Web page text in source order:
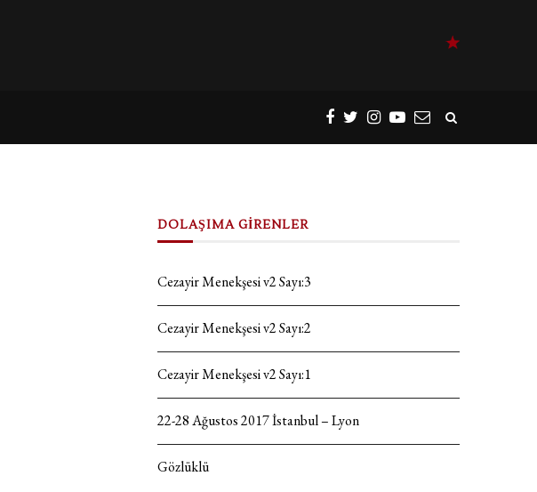
DOLAŞIMA GİRENLER
Cezayir Menekşesi v2 Sayı:3
Cezayir Menekşesi v2 Sayı:2
Cezayir Menekşesi v2 Sayı:1
22-28 Ağustos 2017 İstanbul – Lyon
Gözlüklü